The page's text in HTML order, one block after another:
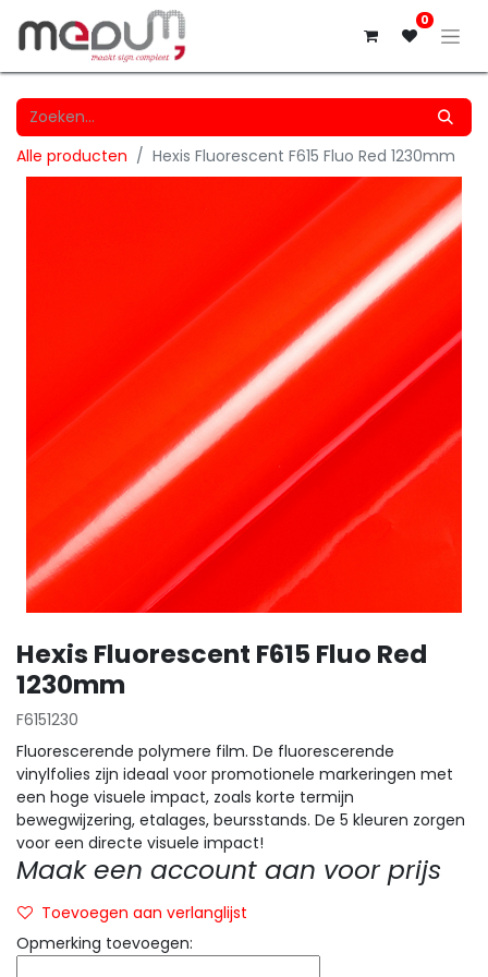
0
Alle producten Hexis Fluorescent F615 Fluo Red 1230mm
Hexis Fluorescent F615 Fluo Red
1230mm
F6151230
Fluorescerende polymere film. De fluorescerende
vinylfolies zijn ideaal voor promotionele markeringen met
een hoge visuele impact, zoals korte termijn
bewegwijzering, etalages, beursstands. De 5 kleuren zorgen
voor een directe visuele impact!
Maak een account aan voor prijs
Toevoegen aan verlanglijst
Opmerking toevoegen: